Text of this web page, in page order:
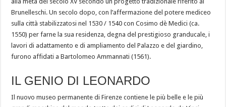
Brunelleschi. Un secolo dopo, con l’affermazione del potere mediceo
sulla città stabilizzatosi nel 1530 / 1540 con Cosimo dè Medici (ca.
1550) per farne la sua residenza, degna del prestigioso granducale, i
lavori di adattamento e di ampliamento del Palazzo e del giardino,
furono affidati a Bartolomeo Ammannati (1561).
IL GENIO DI LEONARDO
Il nuovo museo permanente di Firenze contiene le più belle e le più